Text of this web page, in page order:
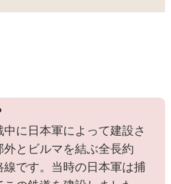
に日本軍によって建設さ
外とビルマを結ぶ全長約
線です。当時の日本軍は捕